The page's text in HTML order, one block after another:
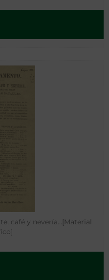
café y nevería…[Material